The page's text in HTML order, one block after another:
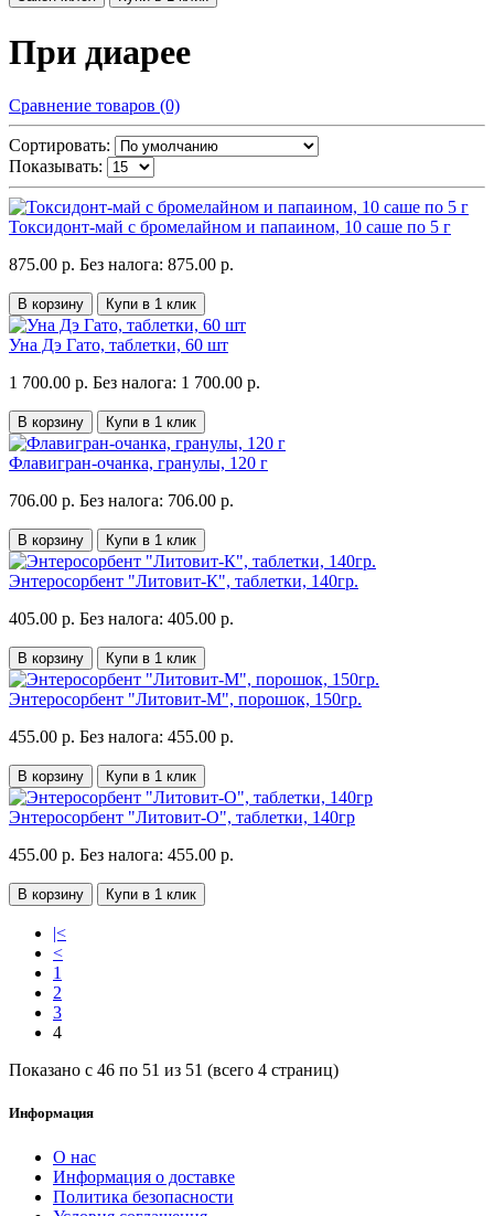
При диарее
Сравнение товаров (0)
Сортировать:
Показывать:
Токсидонт-май с бромелайном и папаином, 10 саше по 5 г
875.00 р. Без налога: 875.00 р.
В корзину Купи в 1 клик
Уна Дэ Гато, таблетки, 60 шт
1 700.00 р. Без налога: 1 700.00 р.
В корзину Купи в 1 клик
Флавигран-очанка, гранулы, 120 г
706.00 р. Без налога: 706.00 р.
В корзину Купи в 1 клик
Энтеросорбент "Литовит-К", таблетки, 140гр.
405.00 р. Без налога: 405.00 р.
В корзину Купи в 1 клик
Энтеросорбент "Литовит-М", порошок, 150гр.
455.00 р. Без налога: 455.00 р.
В корзину Купи в 1 клик
Энтеросорбент "Литовит-О", таблетки, 140гр
455.00 р. Без налога: 455.00 р.
В корзину Купи в 1 клик
|<
<
1
2
3
4
Показано с 46 по 51 из 51 (всего 4 страниц)
Информация
О нас
Информация о доставке
Политика безопасности